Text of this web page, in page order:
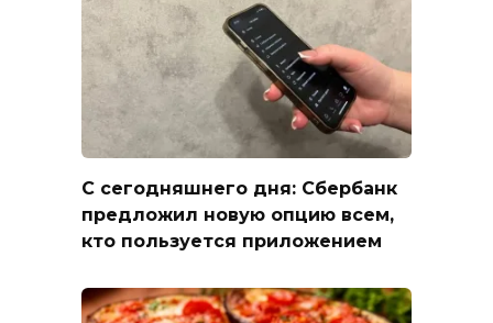
С сегодняшнего дня: Сбербанк
предложил новую опцию всем,
кто пользуется приложением